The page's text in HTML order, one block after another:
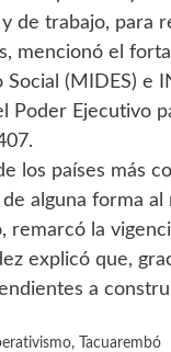
de trabajo, para
mencionó el
(MIDES) e
Poder Ejecutivo
los países más
alguna forma
remarcó la
explicó que,
a
, Tacuarembó